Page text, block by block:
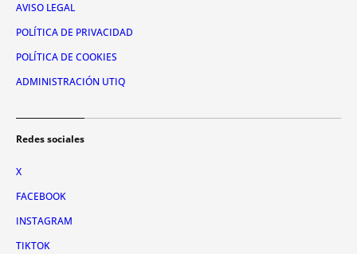
AVISO LEGAL
POLÍTICA DE PRIVACIDAD
POLÍTICA DE COOKIES
ADMINISTRACIÓN UTIQ
Redes sociales
X
FACEBOOK
INSTAGRAM
TIKTOK